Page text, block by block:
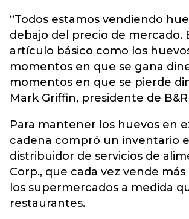
“Todos estamos vendiendo
debajo del precio de mercado.
artículo básico como los
momentos en que se gana
momentos en que se pierde
Mark Griffin, presidente de
Para mantener los huevos en
cadena compró un inventario
distribuidor de servicios de
Corp., que cada vez vende
los supermercados a medida
restaurantes.